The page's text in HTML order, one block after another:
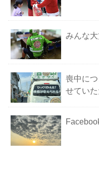
みんな
喪中に
せてい